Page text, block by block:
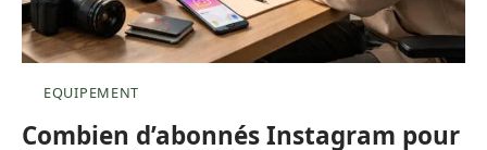
EQUIPEMENT
Combien d’abonnés Instagram pour